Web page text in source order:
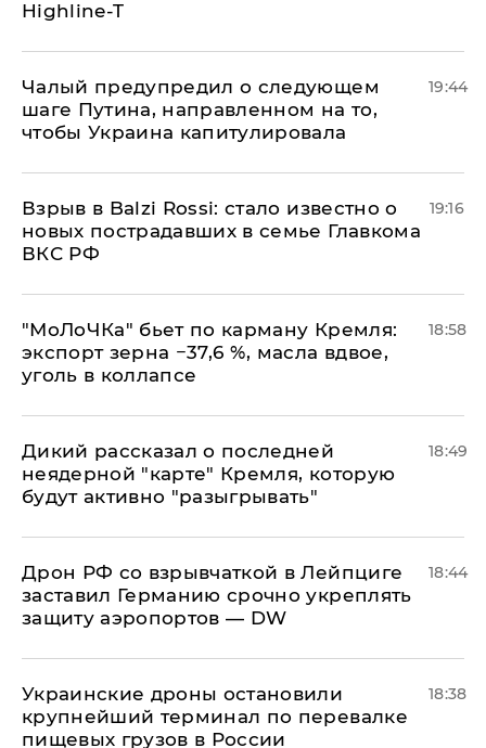
Highline-T
Чалый предупредил о следующем
шаге Путина, направленном на то,
чтобы Украина капитулировала
19:44
Взрыв в Balzi Rossi: стало известно о
новых пострадавших в семье Главкома
ВКС РФ
19:16
​"МоЛоЧКа" бьет по карману Кремля:
экспорт зерна −37,6 %, масла вдвое,
уголь в коллапсе
18:58
Дикий рассказал о последней
неядерной "карте" Кремля, которую
будут активно "разыгрывать"
18:49
​Дрон РФ со взрывчаткой в Лейпциге
заставил Германию срочно укреплять
защиту аэропортов — DW
18:44
Украинские дроны остановили
крупнейший терминал по перевалке
пищевых грузов в России
18:38